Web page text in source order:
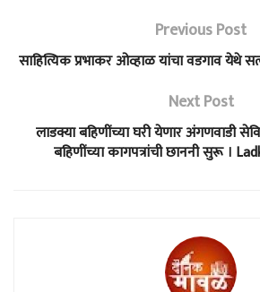
Previous Post
साहित्यिक प्रभाकर ओव्हाळ यांचा वडगाव येथे
Next Post
लाडक्या बहिणींच्या घरी येणार अंगणवाडी
बहिणींच्या कागपत्रांची छाननी सुरू ।